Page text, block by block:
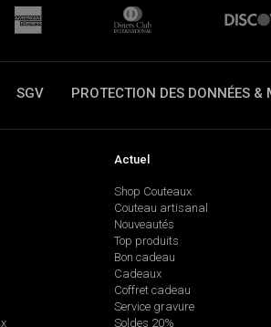
SGV PROTECTION DES DONNÉES &
Actuel
Shop Couteaux
Couteau artisanal
Nouveautés
Top produits
Bon cadeau
Cadeaux
Coffret cadeau
Service gravure
Soldes 20%